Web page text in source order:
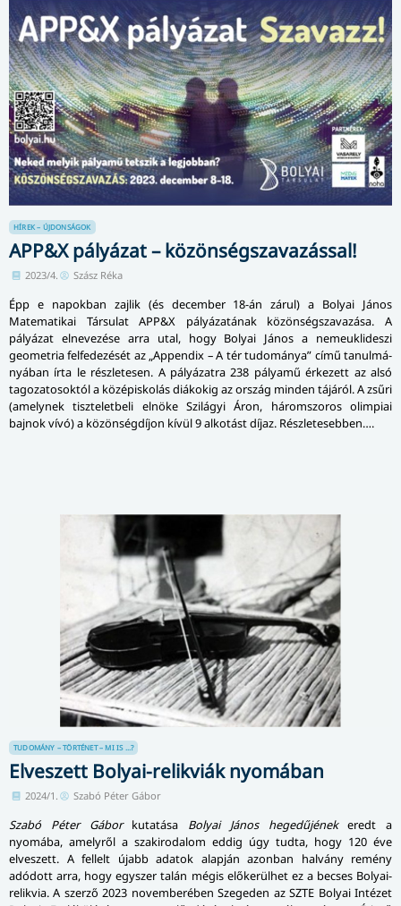
HÍREK – ÚJDONSÁGOK
APP&X pályázat – közönségszavazással!
2023/4. Szász Réka
Épp e napokban zajlik (és december 18-án zárul) a Bolyai János
Matematikai Társulat APP&X pá­lyá­za­tá­nak közönségszavazása. A
pályázat elnevezése arra utal, hogy Bolyai János a nemeuklideszi
geometria felfedezését az „Appendix – A tér tudománya” című ta­nul­má­
nyá­ban írta le részletesen. A pályázatra 238 pályamű érkezett az alsó
tagozatosoktól a középiskolás diákokig az ország minden tájáról. A zsűri
(amelynek tiszteletbeli elnöke Szilágyi Áron, háromszoros olimpiai
bajnok vívó) a közönségdíjon kívül 9 alkotást díjaz. Részletesebben….
TUDOMÁNY – TÖRTÉNET – MI IS ...?
Elveszett Bolyai-relikviák nyomában
2024/1. Szabó Péter Gábor
Szabó Péter Gáborkutatása Bolyai János hegedűjénekeredt a
nyomába, amelyről a szakirodalom eddig úgy tudta, hogy 120 éve
elveszett. A fellelt újabb adatok alapján azonban halvány remény
adódott arra, hogy egyszer talán mégis előkerülhet ez a becses Bolyai-
relikvia. A szerző 2023 novemberében Szegeden az SZTE Bolyai Intézet